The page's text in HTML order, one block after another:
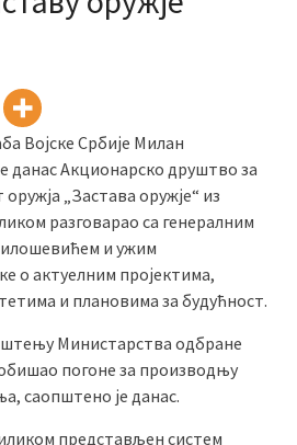
Војске Србије Милан
данас Акционарско друштво за
„Застава оружје“ из
разговарао са генералним
и ужим
о актуелним пројектима,
и плановима за будућност.
Министарства одбране
погоне за производњу
саопштено је данас.
представљен систем